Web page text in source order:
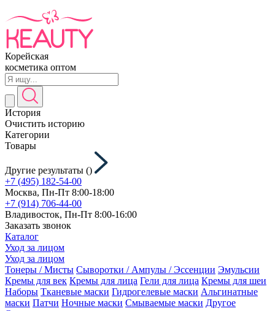
Корейская
косметика оптом
История
Очистить историю
Категории
Товары
Другие результаты ()
+7 (495) 182-54-00
Москва, Пн-Пт 8:00-18:00
+7 (914) 706-44-00
Владивосток, Пн-Пт 8:00-16:00
Заказать звонок
Каталог
Уход за лицом
Уход за лицом
Тонеры / Мисты Сыворотки / Ампулы / Эссенции Эмульсии
Кремы для век Кремы для лица Гели для лица Кремы для шеи
Наборы Тканевые маски Гидрогелевые маски Альгинатные
маски Патчи Ночные маски Смываемые маски Другое